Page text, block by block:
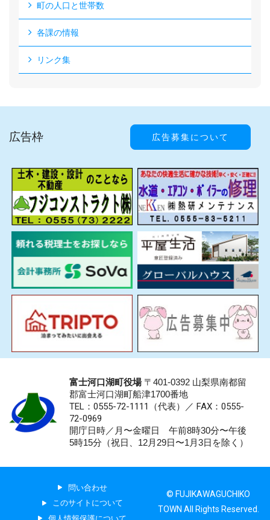
町の人口と世帯数
各課の情報
リンク集
広告枠 広告募集について
富士河口湖町役場〒401-0392 山梨県南都留
郡富士河口湖町船津1700番地
TEL：0555-72-1111 （代表）／ FAX：0555-
72-0969
開庁日時／月〜金曜日 午前8時30分〜午後
5時15分（祝日、12月29日〜1月3日を除く）
問い合わせ
このサイトについて
© FUJIKAWAGUCHIKO
TOWN All Rights Reserved.